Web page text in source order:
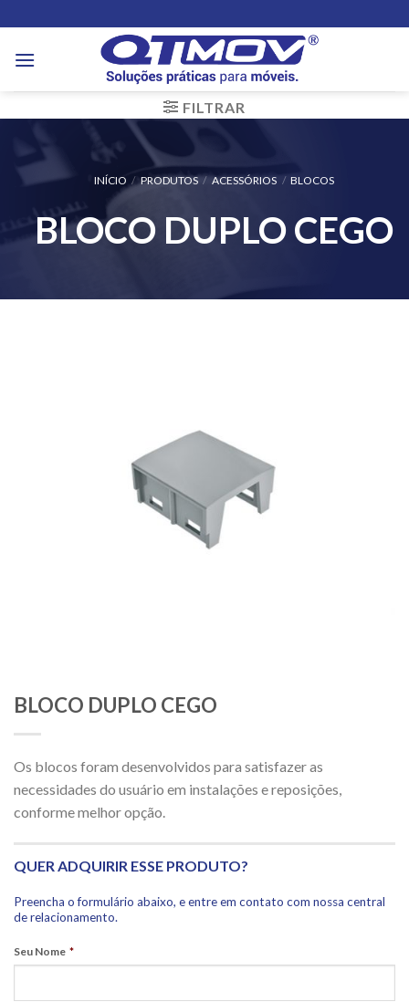
to
content
FILTRAR
INÍCIO / PRODUTOS / ACESSÓRIOS / BLOCOS
BLOCO DUPLO CEGO
BLOCO DUPLO CEGO
Os blocos foram desenvolvidos para satisfazer as
necessidades do usuário em instalações e reposições,
conforme melhor opção.
QUER ADQUIRIR ESSE PRODUTO?
Preencha o formulário abaixo, e entre em contato com nossa central
de relacionamento.
Seu Nome *